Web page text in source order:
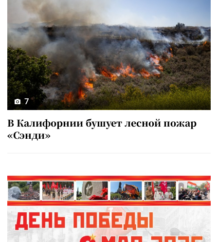
7
В Калифорнии бушует лесной пожар
«Сэнди»